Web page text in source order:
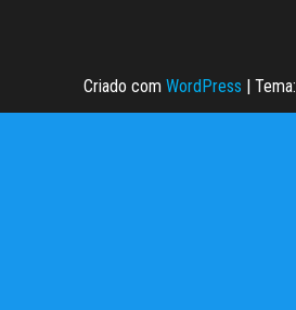
Criado com WordPress | Tema: